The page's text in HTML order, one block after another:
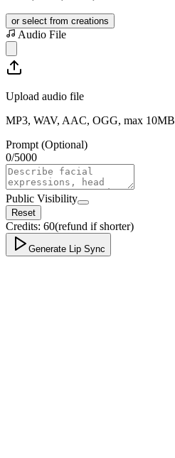
or select from creations
Audio File
Upload audio file
MP3, WAV, AAC, OGG, max 10MB
Prompt (Optional)
0/5000
Public Visibility
Reset
Credits: 60(refund if shorter)
Generate Lip Sync